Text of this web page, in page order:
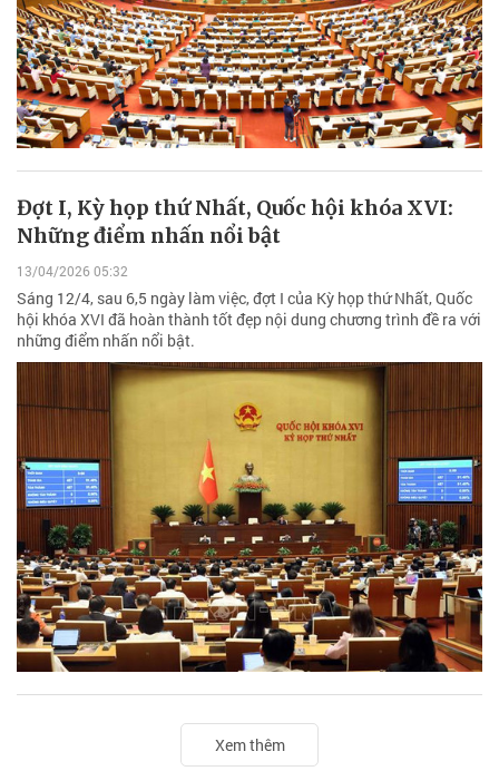
Đợt I, Kỳ họp thứ Nhất, Quốc hội khóa XVI:
Những điểm nhấn nổi bật
13/04/2026 05:32
Sáng 12/4, sau 6,5 ngày làm việc, đợt I của Kỳ họp thứ Nhất, Quốc
hội khóa XVI đã hoàn thành tốt đẹp nội dung chương trình đề ra với
những điểm nhấn nổi bật.
Xem thêm